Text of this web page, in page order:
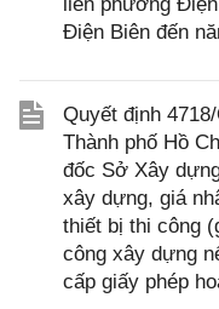
Điện Biên đến
Quyết định
Thành phố Hồ
đốc Sở Xây
xây dựng, giá
thiết bị thi công
công xây dựng
cấp giấy phép